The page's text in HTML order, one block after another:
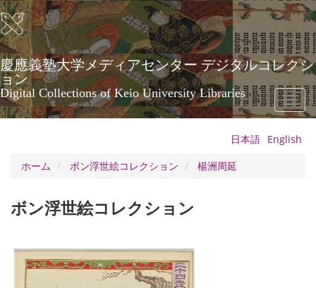
メ
イ
ン
コ
ン
テ
ン
ツ
に
慶應義塾大学メディアセンター デジタルコレクシ
ョン
Digital Collections of Keio University Libraries
Toggle
日本語 English
ホーム
ボン浮世絵コレクション 楊洲周延
ボン浮世絵コレクション